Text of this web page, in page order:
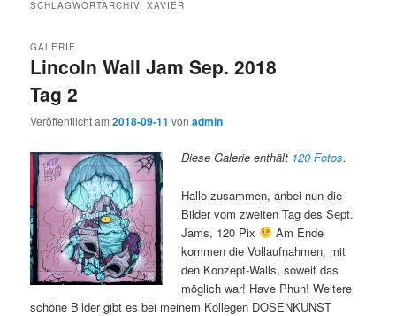
SCHLAGWORTARCHIV:XAVIER
Lincoln Wall Jam Sep. 2018
Tag 2
GALERIE
Veröffentlicht am2018-09-11 vonadmin
Diese Galerie enthält 120 Fotos.
Hallo zusammen, anbei nun die
Bilder vom zweiten Tag des Sept.
Jams, 120 Pix
Am Ende
kommen die Vollaufnahmen, mit
den Konzept-Walls, soweit das
möglich war! Have Phun! Weitere
schöne Bilder gibt es bei meinem Kollegen DOSENKUNST